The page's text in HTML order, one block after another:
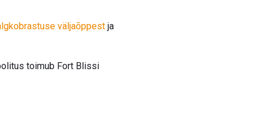
väljaõppest ja
toimub Fort Blissi